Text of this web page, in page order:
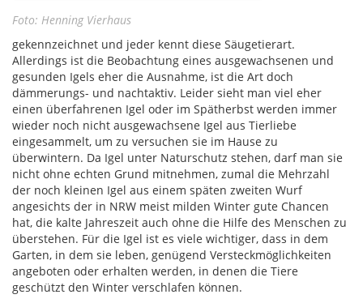
Foto: Henning Vierhaus
gekennzeichnet und jeder kennt diese Säugetierart.
Allerdings ist die Beobachtung eines ausgewachsenen und
gesunden Igels eher die Ausnahme, ist die Art doch
dämmerungs- und nachtaktiv. Leider sieht man viel eher
einen überfahrenen Igel oder im Spätherbst werden immer
wieder noch nicht ausgewachsene Igel aus Tierliebe
eingesammelt, um zu versuchen sie im Hause zu
überwintern. Da Igel unter Naturschutz stehen, darf man sie
nicht ohne echten Grund mitnehmen, zumal die Mehrzahl
der noch kleinen Igel aus einem späten zweiten Wurf
angesichts der in NRW meist milden Winter gute Chancen
hat, die kalte Jahreszeit auch ohne die Hilfe des Menschen zu
überstehen. Für die Igel ist es viele wichtiger, dass in dem
Garten, in dem sie leben, genügend Versteckmöglichkeiten
angeboten oder erhalten werden, in denen die Tiere
geschützt den Winter verschlafen können.